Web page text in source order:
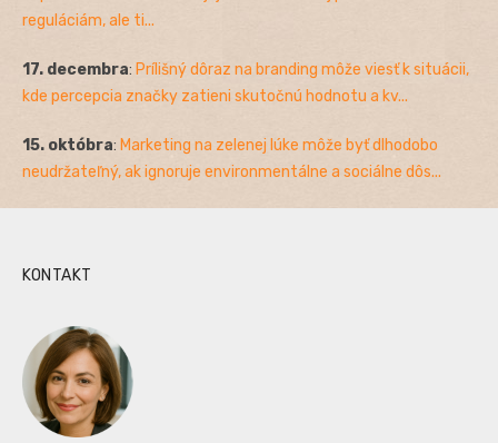
reguláciám, ale ti...
17. decembra: Prílišný dôraz na branding môže viesť k situácii,
kde percepcia značky zatieni skutočnú hodnotu a kv...
15. októbra: Marketing na zelenej lúke môže byť dlhodobo
neudržateľný, ak ignoruje environmentálne a sociálne dôs...
KONTAKT